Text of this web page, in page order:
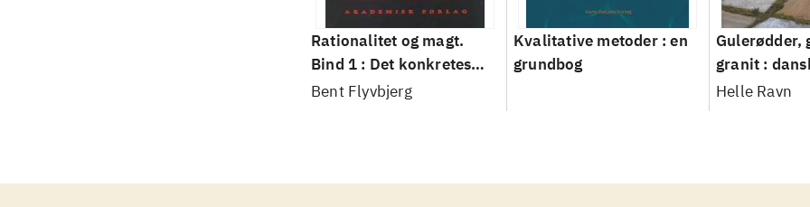
Rationalitet og magt.
Bind 1 : Det konkretes
videnskab
Bent Flyvbjerg
Kvalitative metoder : en
grundbog
Gulerødder,
granit :
Helle Ravn